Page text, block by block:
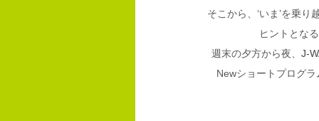
そこから、‘いま’を乗
ヒントとな
週末の夕方から夜、 J-
Newショートプログ